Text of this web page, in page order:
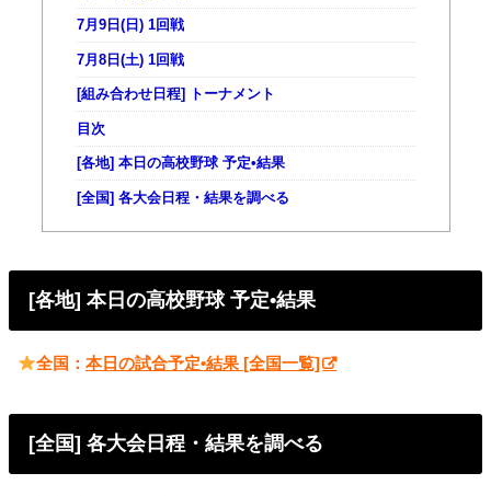
7月9日(日) 1回戦
7月8日(土) 1回戦
[組み合わせ日程] トーナメント
目次
[各地] 本日の高校野球 予定•結果
[全国] 各大会日程・結果を調べる
[各地] 本日の高校野球 予定•結果
全国：本日の試合予定•結果 [全国一覧]
[全国] 各大会日程・結果を調べる